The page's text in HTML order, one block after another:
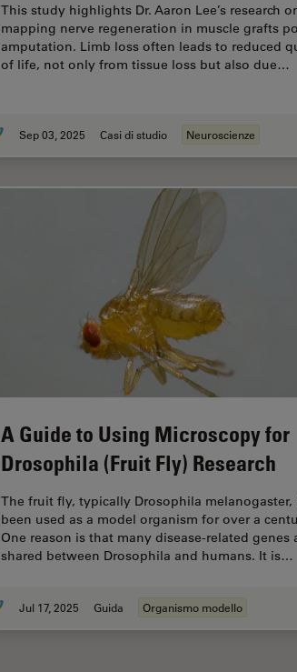
This study highlights Dr. Aaron Lee’s research
mapping nerve regeneration in muscle grafts
amputation. Limb loss often leads to reduced
of life, not only from tissue loss but also due…
Sep 03, 2025 Casi di studio Neuroscienze
A Guide to Using Microscopy for
Drosophila (Fruit Fly) Research
The fruit fly, typically Drosophila melanogaster,
been used as a model organism for over a
One reason is that many disease-related genes
shared between Drosophila and humans. It is…
Jul 17, 2025 Guida Organismo modello